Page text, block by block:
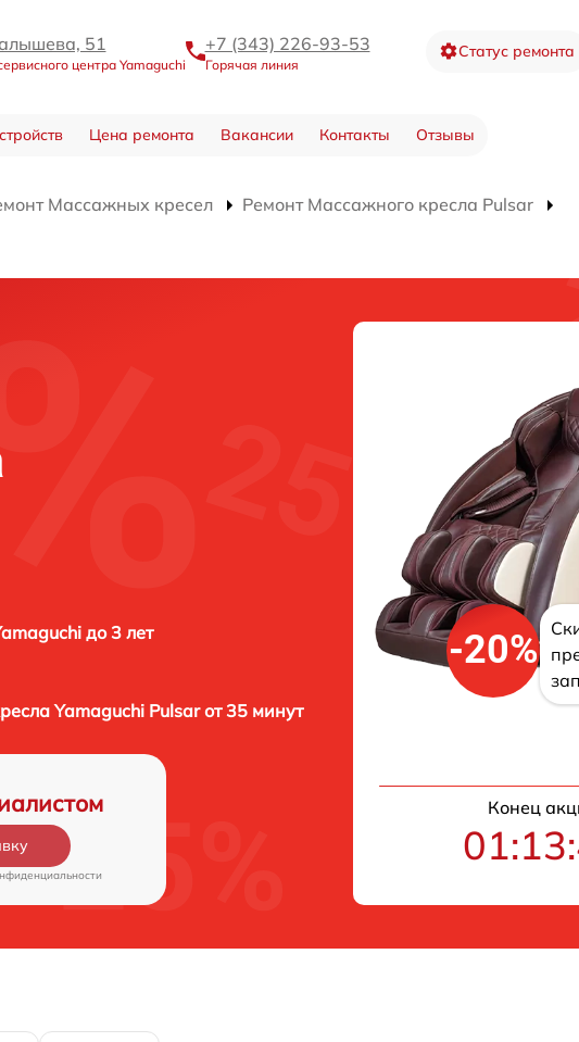
51
центра Yamaguchi
+7 (343) 226-93-53
Горячая линия
Статус ремонта
Цена ремонта Вакансии Контакты Отзывы
Массажных кресел
Ремонт Массажного кресла Pulsar
до 3 лет
Yamaguchi Pulsar от 35 минут
-20%
Конец